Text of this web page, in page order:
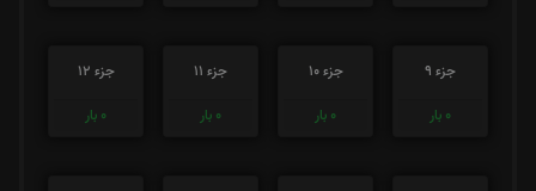
جزء 9
0 بار
جزء 10
0 بار
جزء 11
0 بار
جزء 12
0 بار